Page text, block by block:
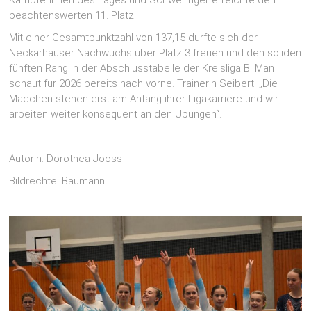
beachtenswerten 11. Platz.
Mit einer Gesamtpunktzahl von 137,15 durfte sich der
Neckarhäuser Nachwuchs über Platz 3 freuen und den soliden
fünften Rang in der Abschlusstabelle der Kreisliga B. Man
schaut für 2026 bereits nach vorne. Trainerin Seibert: „Die
Mädchen stehen erst am Anfang ihrer Ligakarriere und wir
arbeiten weiter konsequent an den Übungen“.
Autorin: Dorothea Jooss
Bildrechte: Baumann